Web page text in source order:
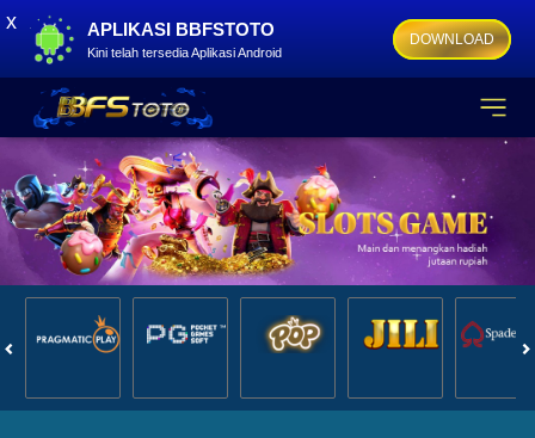
APLIKASI BBFSTOTO
Kini telah tersedia Aplikasi Android
DOWNLOAD
x